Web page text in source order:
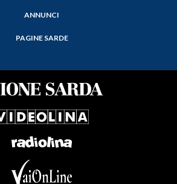
ANNUNCI
PAGINE SARDE